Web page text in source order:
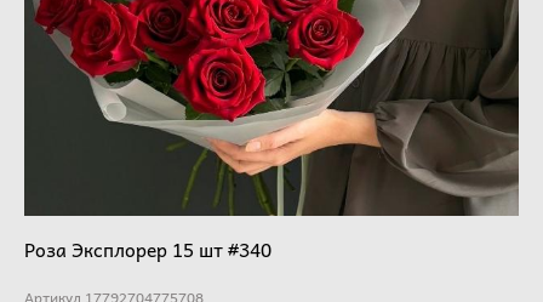
Роза Эксплорер 15 шт #340
Артикул 17792704775708